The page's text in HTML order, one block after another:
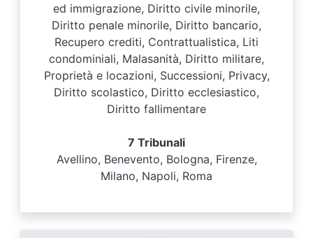
ed immigrazione, Diritto civile minorile,
Diritto penale minorile, Diritto bancario,
Recupero crediti, Contrattualistica, Liti
condominiali, Malasanità, Diritto militare,
Proprietà e locazioni, Successioni, Privacy,
Diritto scolastico, Diritto ecclesiastico,
Diritto fallimentare
7 Tribunali
Avellino, Benevento, Bologna, Firenze,
Milano, Napoli, Roma